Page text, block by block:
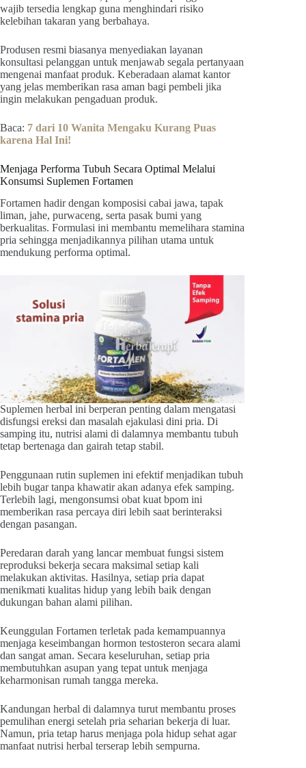
wajib tersedia lengkap guna menghindari risiko
kelebihan takaran yang berbahaya.
Produsen resmi biasanya menyediakan layanan
konsultasi pelanggan untuk menjawab segala pertanyaan
mengenai manfaat produk. Keberadaan alamat kantor
yang jelas memberikan rasa aman bagi pembeli jika
ingin melakukan pengaduan produk.
Baca: 7 dari 10 Wanita Mengaku Kurang Puas
karena Hal Ini!
Menjaga Performa Tubuh Secara Optimal Melalui
Konsumsi Suplemen Fortamen
Fortamen hadir dengan komposisi cabai jawa, tapak
liman, jahe, purwaceng, serta pasak bumi yang
berkualitas. Formulasi ini membantu memelihara stamina
pria sehingga menjadikannya pilihan utama untuk
mendukung performa optimal.
Suplemen herbal ini berperan penting dalam mengatasi
disfungsi ereksi dan masalah ejakulasi dini pria. Di
samping itu, nutrisi alami di dalamnya membantu tubuh
tetap bertenaga dan gairah tetap stabil.
Penggunaan rutin suplemen ini efektif menjadikan tubuh
lebih bugar tanpa khawatir akan adanya efek samping.
Terlebih lagi, mengonsumsi obat kuat bpom ini
memberikan rasa percaya diri lebih saat berinteraksi
dengan pasangan.
Peredaran darah yang lancar membuat fungsi sistem
reproduksi bekerja secara maksimal setiap kali
melakukan aktivitas. Hasilnya, setiap pria dapat
menikmati kualitas hidup yang lebih baik dengan
dukungan bahan alami pilihan.
Keunggulan Fortamen terletak pada kemampuannya
menjaga keseimbangan hormon testosteron secara alami
dan sangat aman. Secara keseluruhan, setiap pria
membutuhkan asupan yang tepat untuk menjaga
keharmonisan rumah tangga mereka.
Kandungan herbal di dalamnya turut membantu proses
pemulihan energi setelah pria seharian bekerja di luar.
Namun, pria tetap harus menjaga pola hidup sehat agar
manfaat nutrisi herbal terserap lebih sempurna.